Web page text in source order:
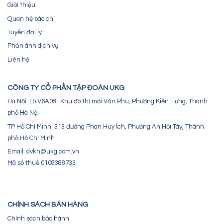
Giới thiệu
Quan hệ báo chí
Tuyển đại lý
Phản ánh dịch vụ
Liên hệ
CÔNG TY CỔ PHẦN TẬP ĐOÀN UKG
Hà Nội: Lô V6A08- Khu đô thị mới Văn Phú, Phường Kiến Hưng, Thành
phố Hà Nội
TP Hồ Chí Minh: 313 đường Phan Huy Ích, Phường An Hội Tây, Thành
phố Hồ Chí Minh
Email: dvkh@ukg.com.vn
Mã số thuế 0108388733
CHÍNH SÁCH BÁN HÀNG
Chính sách bảo hành